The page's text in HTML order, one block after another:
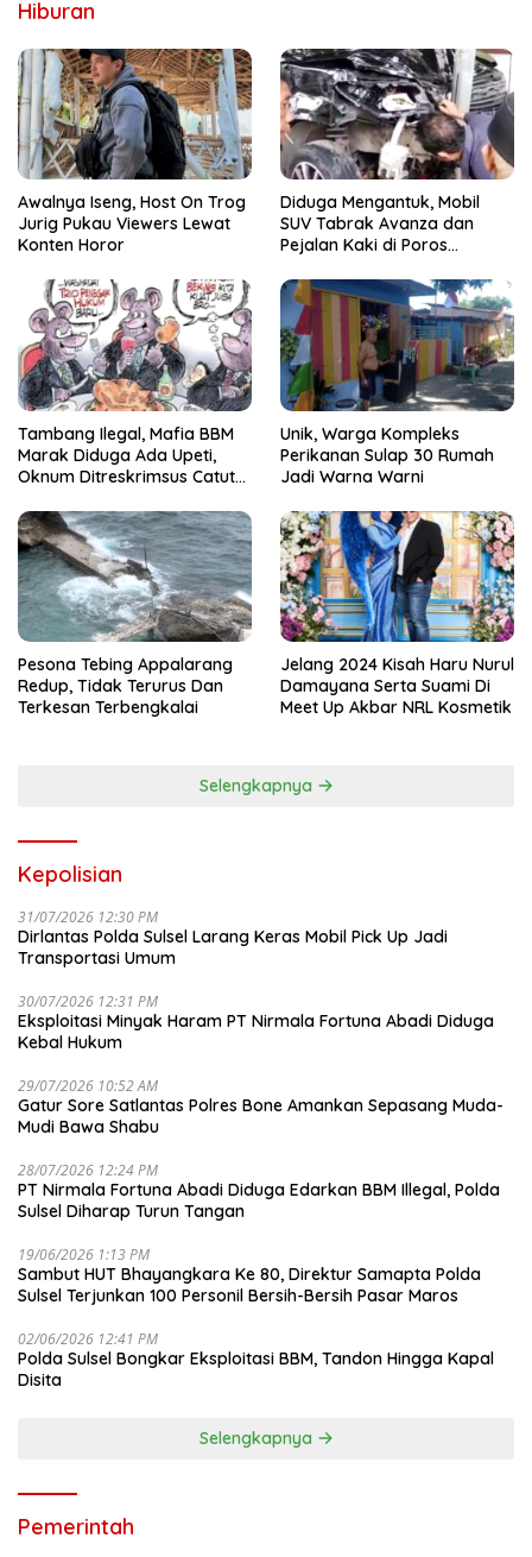
Hiburan
Awalnya Iseng, Host On Trog
Jurig Pukau Viewers Lewat
Konten Horor
Diduga Mengantuk, Mobil
SUV Tabrak Avanza dan
Pejalan Kaki di Poros
Tambang Ilegal, Mafia BBM
Marak Diduga Ada Upeti,
Oknum Ditreskrimsus Catut
Unik, Warga Kompleks
Perikanan Sulap 30 Rumah
Jadi Warna Warni
Pesona Tebing Appalarang
Redup, Tidak Terurus Dan
Terkesan Terbengkalai
Jelang 2024 Kisah Haru Nurul
Damayana Serta Suami Di
Meet Up Akbar NRL Kosmetik
Selengkapnya
Kepolisian
31/07/2026 12:30 PM
Dirlantas Polda Sulsel Larang Keras Mobil Pick Up Jadi
Transportasi Umum
30/07/2026 12:31 PM
Eksploitasi Minyak Haram PT Nirmala Fortuna Abadi Diduga
Kebal Hukum
29/07/2026 10:52 AM
Gatur Sore Satlantas Polres Bone Amankan Sepasang Muda-
Mudi Bawa Shabu
28/07/2026 12:24 PM
PT Nirmala Fortuna Abadi Diduga Edarkan BBM Illegal, Polda
Sulsel Diharap Turun Tangan
19/06/2026 1:13 PM
Sambut HUT Bhayangkara Ke 80, Direktur Samapta Polda
Sulsel Terjunkan 100 Personil Bersih-Bersih Pasar Maros
02/06/2026 12:41 PM
Polda Sulsel Bongkar Eksploitasi BBM, Tandon Hingga Kapal
Disita
Selengkapnya
Pemerintah